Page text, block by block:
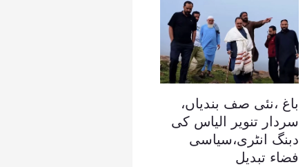
باغ ،نئی صف بندیاں،
سردار تنویر الیاس کی
دبنگ انٹری،سیاسی
فضاء تبدیل